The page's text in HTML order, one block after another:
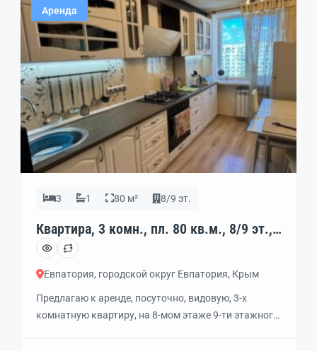
Аренда
3 1 80 м² 8/9 эт.
Квартира, 3 комн., пл. 80 кв.м., 8/9 эт.,
код: 452666
Евпатория, городской округ Евпатория, Крым
Предлагаю к аренде, посуточно, видовую, 3-х
комнатную квартиру, на 8-мом этаже 9-ти этажного